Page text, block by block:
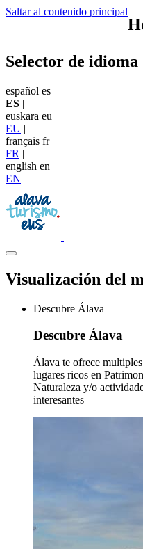
Saltar al contenido principal
Selector de idioma
español es
ES |
euskara eu
EU |
français fr
FR |
english en
EN
Visualización del
Descubre Álava
Descubre Álava
Álava te ofrece
lugares ricos en
Naturaleza y/o
interesantes